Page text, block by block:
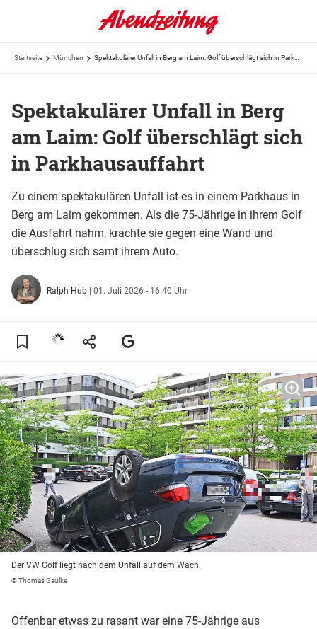
Startseite München
Spektakulärer Unfall in Berg
am Laim: Golf überschlägt sich
in Parkhausauffahrt
Zu einem spektakulären Unfall ist es in einem Parkhaus in
Berg am Laim gekommen. Als die 75-Jährige in ihrem Golf
die Ausfahrt nahm, krachte sie gegen eine Wand und
überschlug sich samt ihrem Auto.
Ralph Hub | 01. Juli 2026 - 16:40 Uhr
Der VW Golf liegt nach dem Unfall auf dem Wach.
© Thomas Gaulke
Offenbar etwas zu rasant war eine 75-Jährige aus